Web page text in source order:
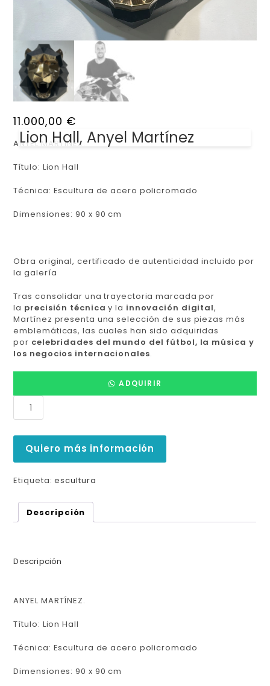
Lion Hall, Anyel Martínez
11.000,00 €
ANYEL MARTÍNEZ.
Título: Lion Hall
Técnica: Escultura de acero policromado
Dimensiones: 90 x 90 cm
Obra original, certificado de autenticidad incluido por
la galería
Tras consolidar una trayectoria marcada por
la precisión técnica y la innovación digital,
Martínez presenta una selección de sus piezas más
emblemáticas, las cuales han sido adquiridas
por celebridades del mundo del fútbol, la música y
los negocios internacionales.
ADQUIRIR
Quiero más información
Etiqueta:escultura
Descripción
Descripción
ANYEL MARTÍNEZ.
Título: Lion Hall
Técnica: Escultura de acero policromado
Dimensiones: 90 x 90 cm